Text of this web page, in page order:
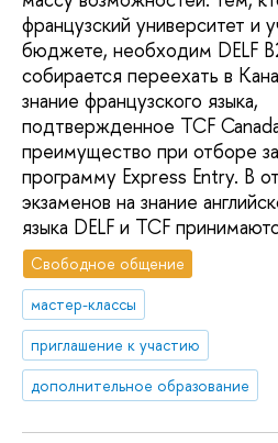
французский университет и
бюджете, необходим DELF
собирается переехать в
знание французского языка,
подтвержденное TCF
преимущество при отборе
программу Express Entry. В
экзаменов на знание
языка DELF и TCF
Свободное общение
мастер-классы
приглашение к участию
дополнительное образование